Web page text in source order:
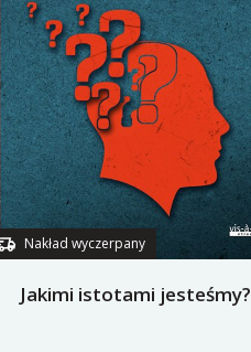
Nakład wyczerpany
Jakimi istotami jesteśmy?